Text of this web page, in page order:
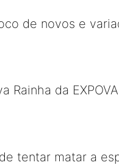
de novos e
Rainha da
tentar matar a